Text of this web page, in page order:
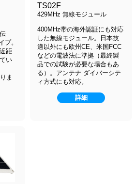
プ。
距
い
ま
TS02F
429MHz 無線モジュール
400MHz帯の海外認証にも対応
した無線モジュール。日本技
適以外にも欧州CE、米国FCC
などの電波法に準拠（最終製
品での試験が必要な場合もあ
る）。アンテナ ダイバーシテ
ィ方式にも対応。
詳細